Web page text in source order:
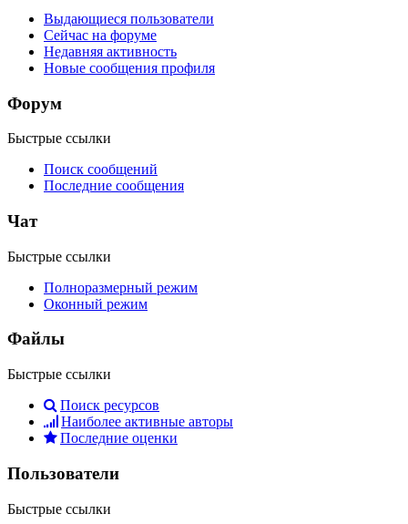
Выдающиеся пользователи
Сейчас на форуме
Недавняя активность
Новые сообщения профиля
Форум
Быстрые ссылки
Поиск сообщений
Последние сообщения
Чат
Быстрые ссылки
Полноразмерный режим
Оконный режим
Файлы
Быстрые ссылки
Поиск ресурсов
Наиболее активные авторы
Последние оценки
Пользователи
Быстрые ссылки